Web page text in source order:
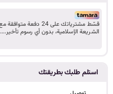
قسّط مشترياتك على 24 دفعة متوافقة مع
الشريعة الإسلامية، بدون أي رسوم تأخير.....
استلم طلبك بطريقتك